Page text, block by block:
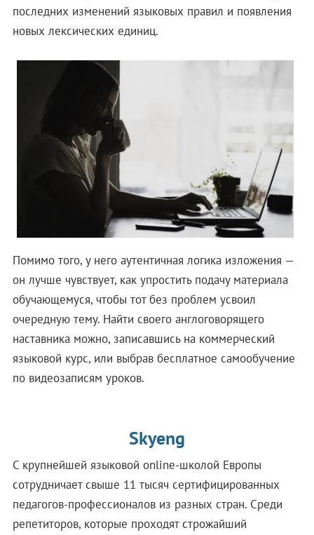
последних изменений языковых правил и появления
новых лексических единиц.
Помимо того, у него аутентичная логика изложения —
он лучше чувствует, как упростить подачу материала
обучающемуся, чтобы тот без проблем усвоил
очередную тему. Найти своего англоговорящего
наставника можно, записавшись на коммерческий
языковой курс, или выбрав бесплатное самообучение
по видеозаписям уроков.
Skyeng
С крупнейшей языковой оnline-школой Европы
сотрудничает свыше 11 тысяч сертифицированных
педагогов-профессионалов из разных стран. Среди
репетиторов, которые проходят строжайший